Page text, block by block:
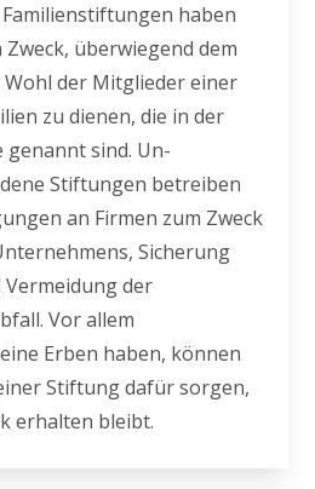
haben
überwiegend dem
der Mitglieder einer
zu dienen, die in der
sind. Un-
Stiftungen betreiben
an Firmen zum Zweck
Sicherung
der
Vor allem
Erben haben, können
Stiftung dafür sorgen,
erhalten bleibt.